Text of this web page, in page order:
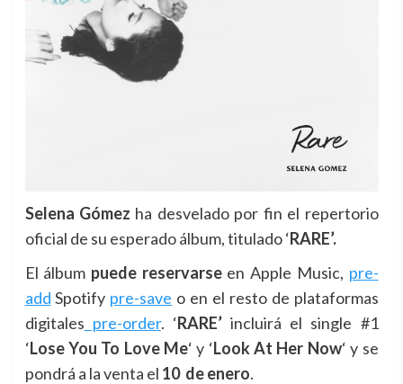
Selena Gómez ha desvelado por fin el repertorio
oficial de su esperado álbum, titulado ‘RARE’.
El álbum puede reservarseen Apple Music, pre-
add Spotify pre-save o en el resto de plataformas
digitales pre-order. ‘RARE’incluirá el single #1
‘Lose You To Love Me‘ y ‘Look At Her Now‘ y se
pondrá a la venta el 10 de enero.